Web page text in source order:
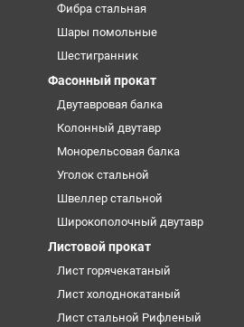
Фибра стальная
Шары помольные
Шестигранник
Фасонный прокат
Двутавровая балка
Колонный двутавр
Монорельсовая балка
Уголок стальной
Швеллер стальной
Широкополочный двутавр
Листовой прокат
Лист горячекатаный
Лист холоднокатаный
Лист стальной Рифленый